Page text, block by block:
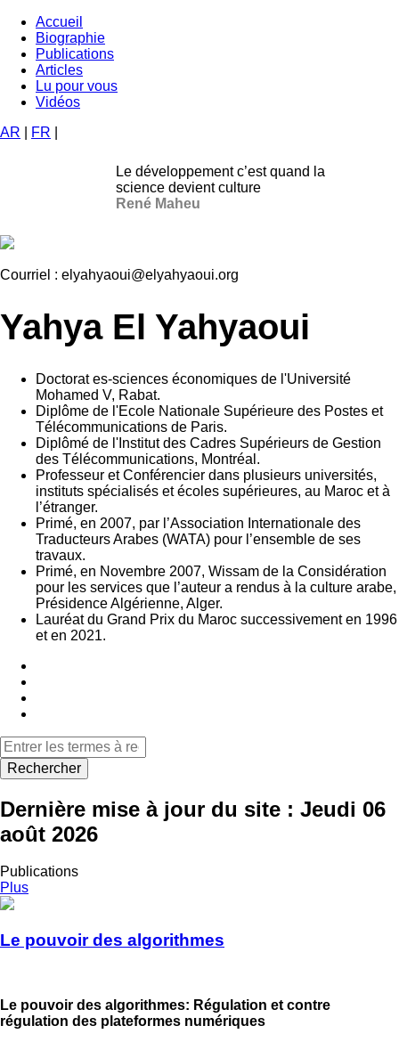
Aller
contenu
principal
Navigation
principale
Accueil
Biographie
Publications
Articles
Lu pour vous
Vidéos
AR
FR
Le développement c’est quand la
science devient culture
René Maheu
Courriel : elyahyaoui@elyahyaoui.org
Yahya El Yahyaoui
Doctorat es-sciences économiques de l'Université
Mohamed V, Rabat.
Diplôme de l'Ecole Nationale Supérieure des Postes et
Télécommunications de Paris.
Diplômé de l'Institut des Cadres Supérieurs de Gestion
des Télécommunications, Montréal.
Professeur et Conférencier dans plusieurs universités,
instituts spécialisés et écoles supérieures, au Maroc et à
l’étranger.
Primé, en 2007, par l’Association Internationale des
Traducteurs Arabes (WATA) pour l’ensemble de ses
travaux.
Primé, en Novembre 2007, Wissam de la Considération
pour les services que l’auteur a rendus à la culture arabe,
Présidence Algérienne, Alger.
Lauréat du Grand Prix du Maroc successivement en 1996
et en 2021.
Rechercher
Dernière mise à jour du site : Jeudi 06
août 2026
Publications
Plus
Le pouvoir des algorithmes
Le pouvoir des algorithmes: Régulation et contre
régulation des plateformes numériques